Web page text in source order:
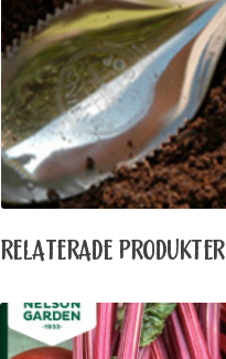
RELATERADE PRODUKTER